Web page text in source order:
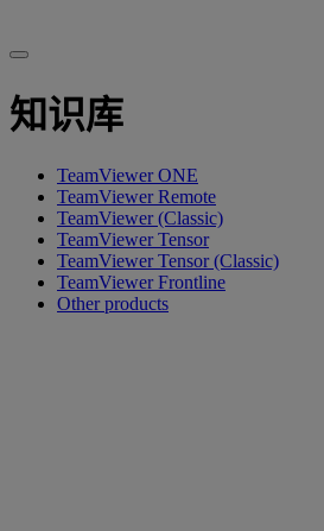
知识库
TeamViewer ONE
TeamViewer Remote
TeamViewer (Classic)
TeamViewer Tensor
TeamViewer Tensor (Classic)
TeamViewer Frontline
Other products